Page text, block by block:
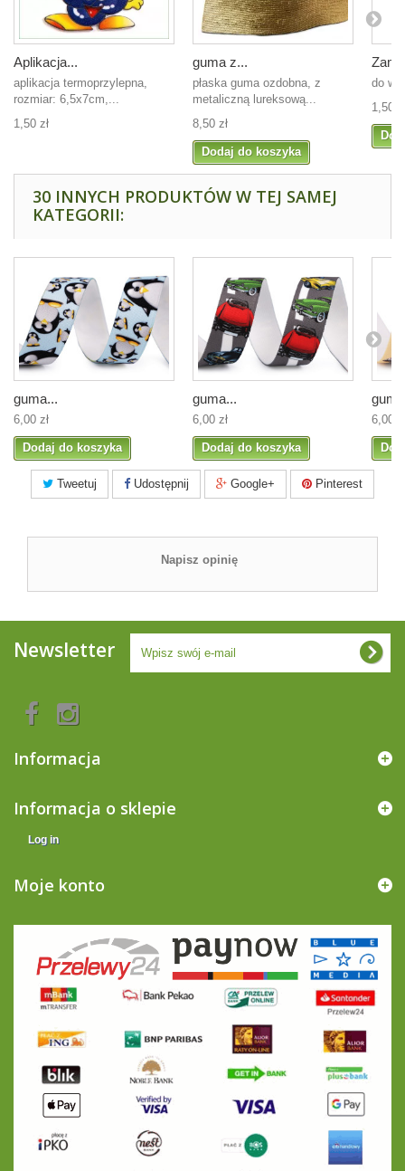
Aplikacja...
aplikacja termoprzylepna,
rozmiar: 6,5x7cm,...
1,50 zł
guma z...
płaska guma ozdobna, z
metaliczną lureksową...
8,50 zł
Dodaj do koszyka
do
1,50
30 INNYCH PRODUKTÓW W TEJ SAMEJ
KATEGORII:
guma...
6,00 zł
Dodaj do koszyka
guma...
6,00 zł
Dodaj do koszyka
6,00
Tweetuj Udostępnij Google+ Pinterest
Napisz opinię
Newsletter
Informacja
Informacja o sklepie
Log in
Moje konto